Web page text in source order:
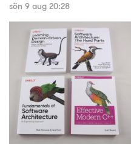
sön 9 aug 20:28